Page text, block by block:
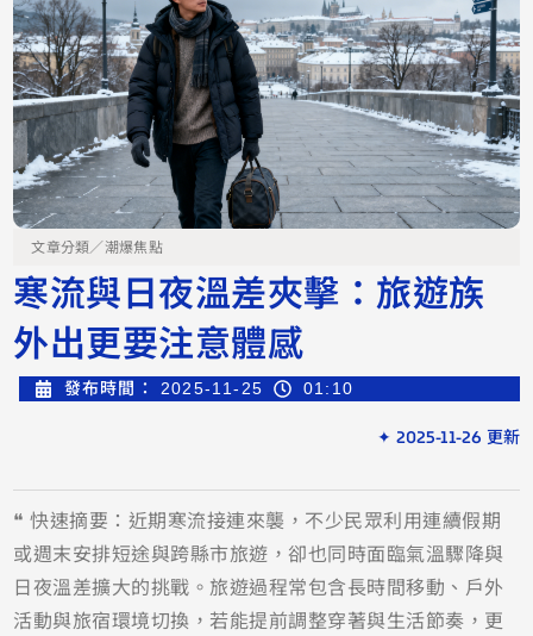
文章分類／潮爆焦點
寒流與日夜溫差夾擊：旅遊族
外出更要注意體感
發布時間： 2025-11-25 01:10
✦ 2025-11-26 更新
❝ 快速摘要：近期寒流接連來襲，不少民眾利用連續假期
或週末安排短途與跨縣市旅遊，卻也同時面臨氣溫驟降與
日夜溫差擴大的挑戰。旅遊過程常包含長時間移動、戶外
活動與旅宿環境切換，若能提前調整穿著與生活節奏，更